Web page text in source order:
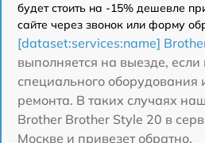
будет стоить на -15% дешевле
сайте через звонок или форму
[dataset:services:name]
выполняется на выезде, если
специального оборудования
ремонта. В таких случаях
Brother Brother Style 20 в
Москве и привезет обратно.